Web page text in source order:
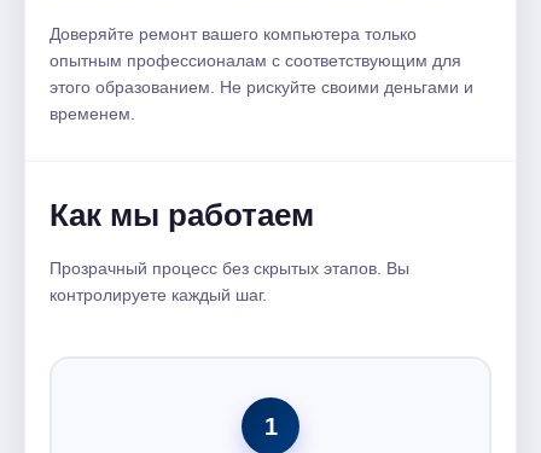
Доверяйте ремонт вашего компьютера только
опытным профессионалам с соответствующим для
этого образованием. Не рискуйте своими деньгами и
временем.
Как мы работаем
Прозрачный процесс без скрытых этапов. Вы
контролируете каждый шаг.
1